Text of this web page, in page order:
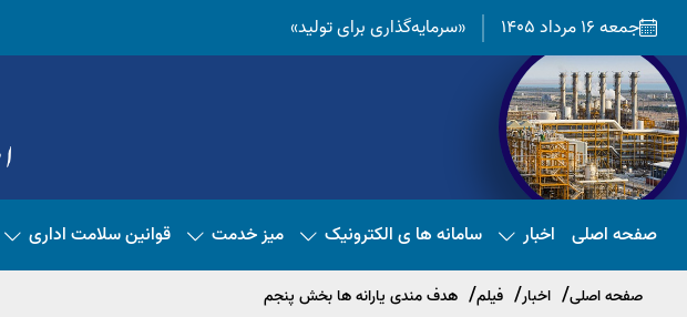
جمعه 16 مرداد 1405 «سرمایه‌گذاری برای تولید»
صفحه اصلی اخبار سامانه ها ی الکترونیک میز خدمت قوانین سلامت اداری
صفحه اصلی اخبار فیلم هدف مندی یارانه ها بخش پنجم